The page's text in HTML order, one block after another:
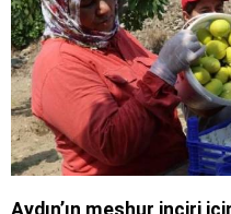
Aydın’ın meşhur inciri